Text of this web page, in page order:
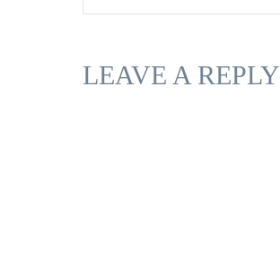
LEAVE A REPLY